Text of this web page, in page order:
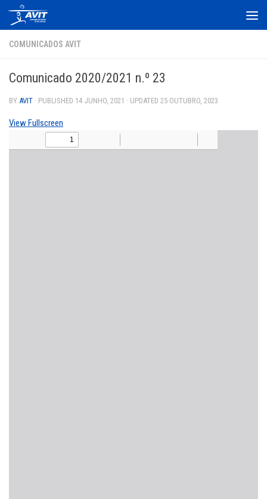
Skip to content
COMUNICADOS AVIT
Comunicado 2020/2021 n.º 23
BY AVIT · PUBLISHED 14 JUNHO, 2021 · UPDATED 25 OUTUBRO, 2023
View Fullscreen